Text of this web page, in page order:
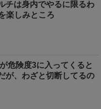
チは身内でやるに限るわ
楽しみところ
危険度3に入ってくると
が、わざと切断してるの